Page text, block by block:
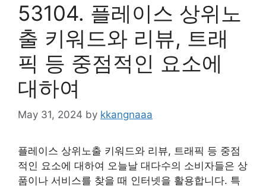
53104. 플레이스 상위노
출 키워드와 리뷰, 트래
픽 등 중점적인 요소에
대하여
May 31, 2024 by kkangnaaa
플레이스 상위노출 키워드와 리뷰, 트래픽 등 중점
적인 요소에 대하여 오늘날 대다수의 소비자들은 상
품이나 서비스를 찾을 때 인터넷을 활용합니다. 특